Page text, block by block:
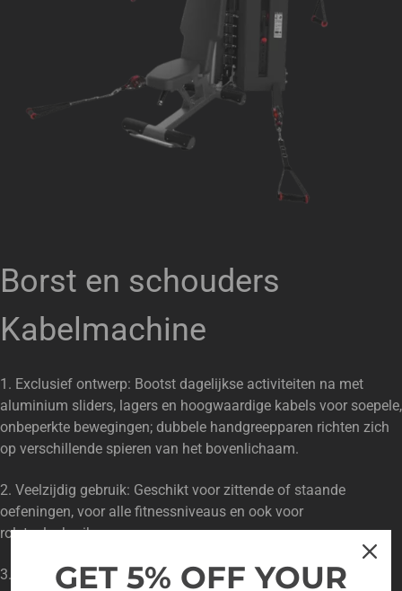
Borst en schouders
Kabelmachine
1. Exclusief ontwerp: Bootst dagelijkse activiteiten na met
aluminium sliders, lagers en hoogwaardige kabels voor soepele,
onbeperkte bewegingen; dubbele handgreepparen richten zich
op verschillende spieren van het bovenlichaam.
2. Veelzijdig gebruik: Geschikt voor zittende of staande
oefeningen, voor alle fitnessniveaus en ook voor
rolstoelgebruikers.
3. Duurzaam frame: Stevig metalen frame met poedercoating
GET 5% OFF YOUR